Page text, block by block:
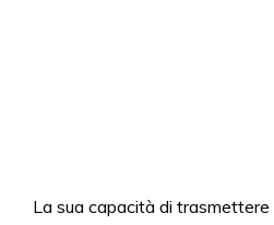
La sua capacità di trasmettere